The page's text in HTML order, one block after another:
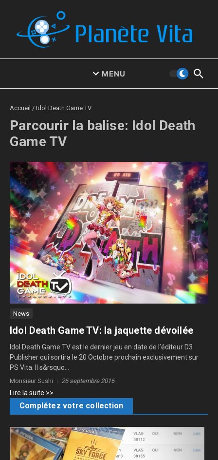
MENU
Accueil / Idol Death Game TV
Parcourir la balise: Idol Death
Game TV
News
Idol Death Game TV: la jaquette dévoilée
Idol Death Game TV est le dernier jeu en date de l’éditeur D3
Publisher qui sortira le 20 Octobre prochain exclusivement sur
PS Vita. Il s&rsquo...
Monsieur Sushi 26 septembre 2016
Lire la suite >>
Complétez votre collection